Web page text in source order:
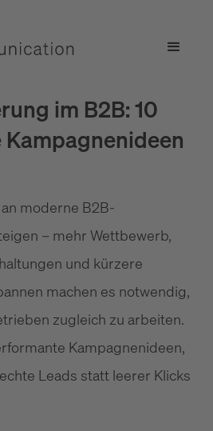
im B2B: 10
moderne B2B-
– mehr Wettbewerb,
und kürzere
machen es notwendig,
zugleich zu arbeiten.
Kampagnenideen,
Leads statt leerer Klicks